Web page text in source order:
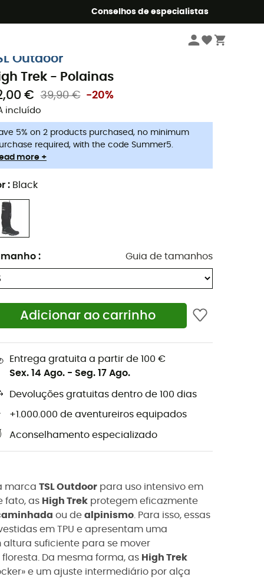
Conselhos de especialistas
Outdoor
Trek - Polainas
€
39,90 € -20%
incluído
5% on 2 products purchased, no minimum
required, with the code Summer5.
more +
: Black
: Guia de tamanhos
Adicionar ao carrinho
Entrega gratuita a partir de 100 €
Sex. 14 Ago. - Seg. 17 Ago.
Devoluções gratuitas dentro de 100 dias
+1.000.000 de aventureiros equipados
Aconselhamento especializado
marca TSL Outdoor para uso intensivo em
fato, as High Trek protegem eficazmente
ou de alpinismo . Para isso, essas
em TPU e apresentam uma
suficiente para se mover
Da mesma forma, as High Trek
e um ajuste intermediário por alça